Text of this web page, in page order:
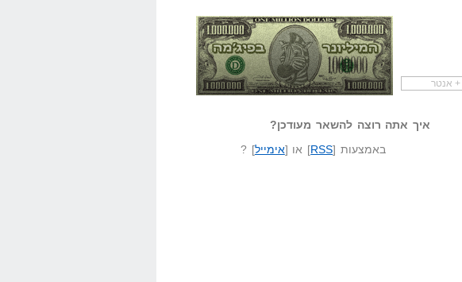
שאל שאלה המיליונר בפיג'מה שיווק שותפיםאיך אתה רוצה להשאר מעודכן?
באמצעות [RSS] או [אימייל] ?